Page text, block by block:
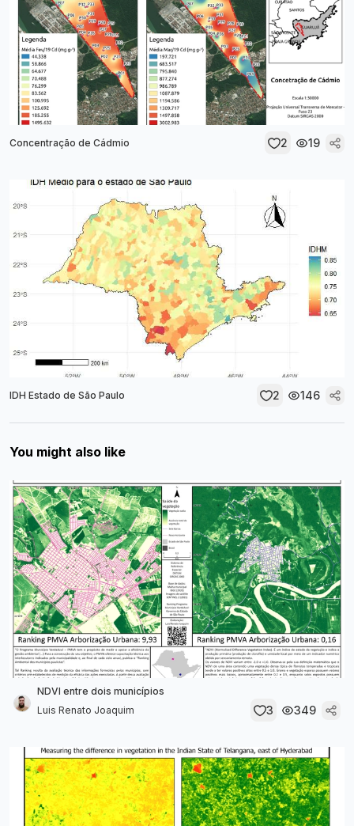
Concentração de Cádmio 2 19
IDH Estado de São Paulo 2 146
You might also like
NDVI entre dois municípios
Luis Renato Joaquim
3 349